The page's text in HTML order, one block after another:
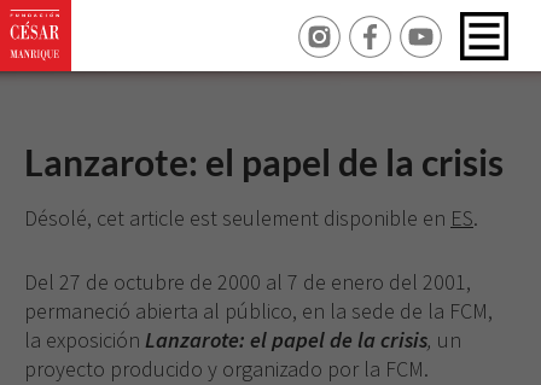
Lanzarote: el papel de la crisis
Désolé, cet article est seulement disponible en ES.
Del 27 de octubre de 2000 al 7 de enero del 2001,
permaneció abierta al público, en la sede de la FCM,
la exposición Lanzarote: el papel de la crisis, un
proyec­to producido y organizado por la FCM.